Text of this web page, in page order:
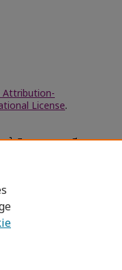
Attribution-
License.
ในวิชาออกแบบ-เขียนแบบ